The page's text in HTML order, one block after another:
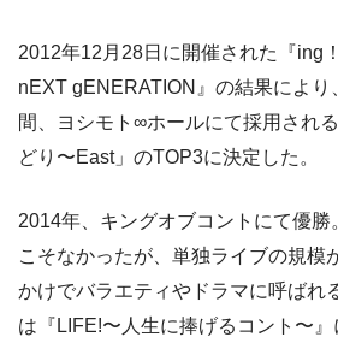
2012年12月28日に開催された『ing
nEXT gENERATION』の結果によ
間、ヨシモト∞ホールにて採用され
どり〜East」のTOP3に決定した。
2014年、キングオブコントにて優勝
こそなかったが、単独ライブの規模
かけでバラエティやドラマに呼ばれ
は『LIFE!〜人生に捧げるコント〜』